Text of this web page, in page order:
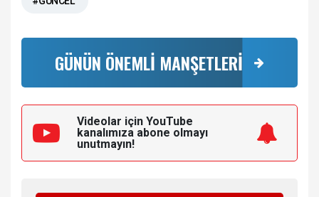
GÜNÜN ÖNEMLİ MANŞETLERİ
Videolar için YouTube
kanalımıza abone olmayı
unutmayın!